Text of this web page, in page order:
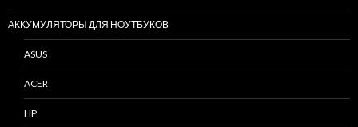
АККУМУЛЯТОРЫ ДЛЯ НОУТБУКОВ
ASUS
ACER
HP